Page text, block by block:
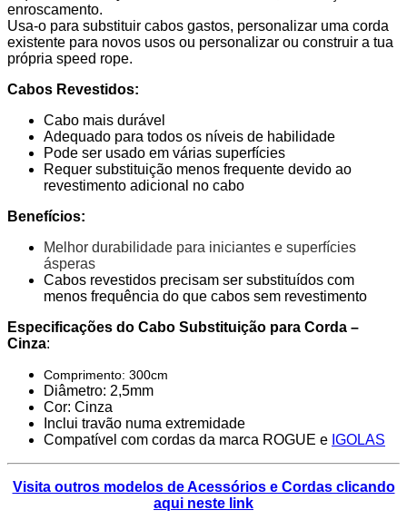
enroscamento.
Usa-o para substituir cabos gastos, personalizar uma corda
existente para novos usos ou personalizar ou construir a tua
própria speed rope.
Cabos Revestidos:
Cabo mais durável
Adequado para todos os níveis de habilidade
Pode ser usado em várias superfícies
Requer substituição menos frequente devido ao
revestimento adicional no cabo
Benefícios:
Melhor durabilidade para iniciantes e superfícies
ásperas
Cabos revestidos precisam ser substituídos com
menos frequência do que cabos sem revestimento
Especificações do Cabo Substituição para Corda –
Cinza:
Comprimento: 300cm
Diâmetro: 2,5mm
Cor: Cinza
Inclui travão numa extremidade
Compatível com cordas da marca ROGUE e IGOLAS
Visita outros modelos de Acessórios e Cordas clicando
aqui neste link